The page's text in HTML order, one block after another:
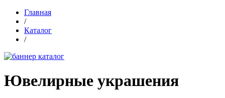
Главная
/
Каталог
/
Ювелирные украшения